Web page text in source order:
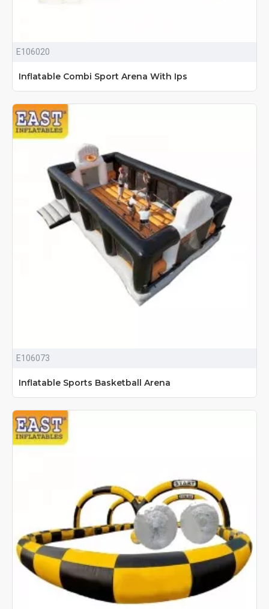
E106020
Inflatable Combi Sport Arena With Ips
E106073
Inflatable Sports Basketball Arena